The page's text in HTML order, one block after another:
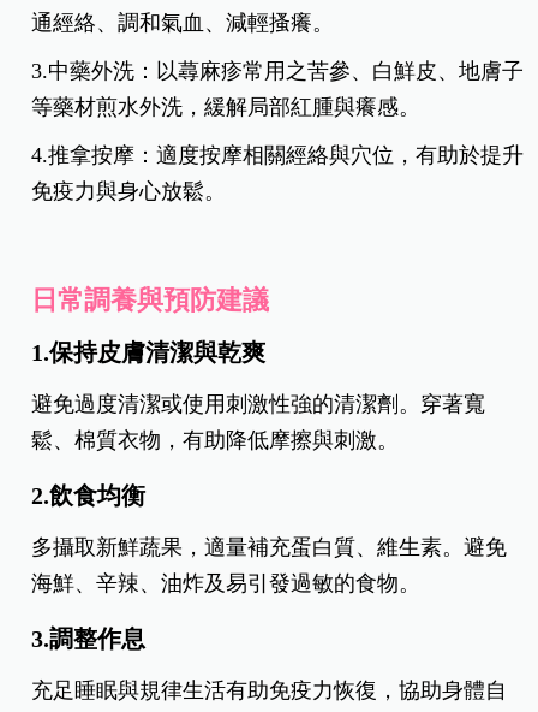
通經絡、調和氣血、減輕搔癢。
3.中藥外洗：以蕁麻疹常用之苦參、白鮮皮、地膚子
等藥材煎水外洗，緩解局部紅腫與癢感。
4.推拿按摩：適度按摩相關經絡與穴位，有助於提升
免疫力與身心放鬆。
日常調養與預防建議
1.保持皮膚清潔與乾爽
避免過度清潔或使用刺激性強的清潔劑。穿著寬
鬆、棉質衣物，有助降低摩擦與刺激。
2.飲食均衡
多攝取新鮮蔬果，適量補充蛋白質、維生素。避免
海鮮、辛辣、油炸及易引發過敏的食物。
3.調整作息
充足睡眠與規律生活有助免疫力恢復，協助身體自